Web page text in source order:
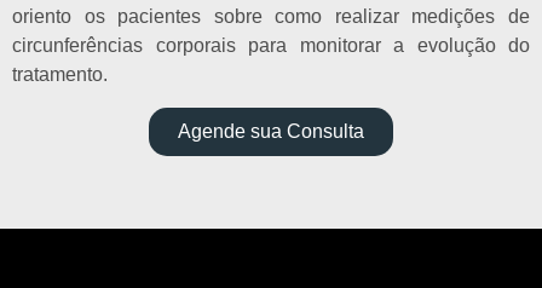
oriento os pacientes sobre como realizar medições de
circunferências corporais para monitorar a evolução do
tratamento.
Agende sua Consulta